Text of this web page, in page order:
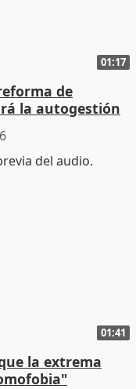
01:17
de
la autogestión
01:41
la extrema